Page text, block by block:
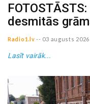
desmitās
Radio1.lv -- 03 augusts 2026
Lasīt vairāk...